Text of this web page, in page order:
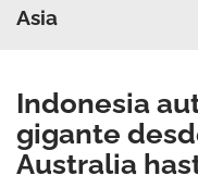
Asia
Indonesia
gigante
Australia